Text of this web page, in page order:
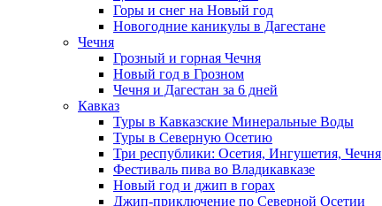
Горы и снег на Новый год
Новогодние каникулы в Дагестане
Чечня
Грозный и горная Чечня
Новый год в Грозном
Чечня и Дагестан за 6 дней
Кавказ
Туры в Кавказские Минеральные Воды
Туры в Северную Осетию
Три республики: Осетия, Ингушетия, Чечня
Фестиваль пива во Владикавказе
Новый год и джип в горах
Джип-приключение по Северной Осетии